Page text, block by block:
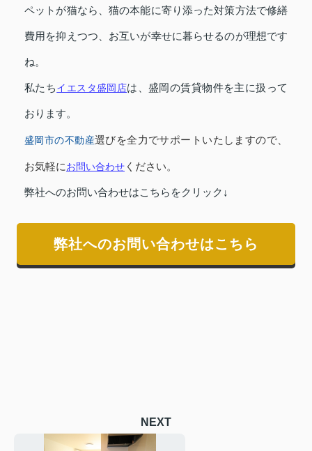
ペットが猫なら、猫の本能に寄り添った対策方法で修繕
費用を抑えつつ、お互いが幸せに暮らせるのが理想です
ね。
私たちイエスタ盛岡店は、盛岡の賃貸物件を主に扱って
おります。
盛岡市の不動産選びを全力でサポートいたしますので、
お気軽にお問い合わせ ください。
弊社へのお問い合わせはこちらをクリック↓
弊社へのお問い合わせはこちら
NEXT